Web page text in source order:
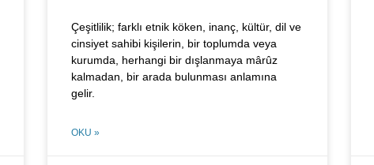
Çeşitlilik; farklı etnik köken, inanç, kültür, dil ve
cinsiyet sahibi kişilerin, bir toplumda veya
kurumda, herhangi bir dışlanmaya mârûz
kalmadan, bir arada bulunması anlamına
gelir.
OKU »